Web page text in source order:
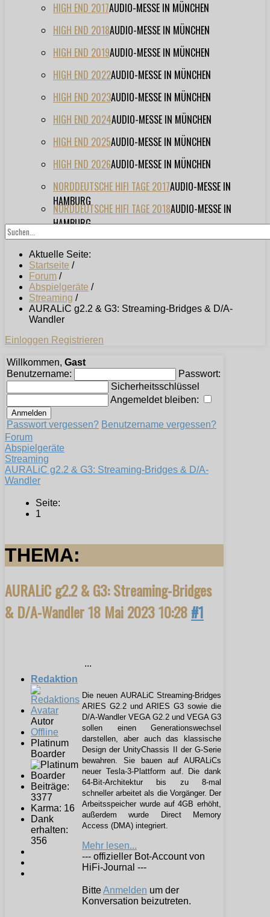
HIGH END 2017AUDIO-MESSE IN MÜNCHEN
HIGH END 2018AUDIO-MESSE IN MÜNCHEN
HIGH END 2019AUDIO-MESSE IN MÜNCHEN
HIGH END 2022AUDIO-MESSE IN MÜNCHEN
HIGH END 2023AUDIO-MESSE IN MÜNCHEN
HIGH END 2024AUDIO-MESSE IN MÜNCHEN
HIGH END 2025AUDIO-MESSE IN MÜNCHEN
HIGH END 2026AUDIO-MESSE IN MÜNCHEN
NORDDEUTSCHE HIFI TAGE 2017AUDIO-MESSE IN
HAMBURG
NORDDEUTSCHE HIFI TAGE 2018AUDIO-MESSE IN
HAMBURG
Aktuelle Seite:
Startseite /
Forum /
Abspielgeräte /
Streaming /
AURALiC g2.2 & G3: Streaming-Bridges & D/A-
Wandler
Einloggen Registrieren
Willkommen, Gast
Benutzername:
Passwort:
Sicherheitsschlüssel
Angemeldet bleiben:
Passwort vergessen? Benutzername vergessen?
Forum
Abspielgeräte
Streaming
AURALiC g2.2 & G3: Streaming-Bridges & D/A-
Wandler
Seite:
1
THEMA:
AURALiC g2.2 & G3: Streaming-Bridges
& D/A-Wandler18 Mai 2023 10:28#1
Redaktion
Autor
Offline
Platinum
Boarder
Beiträge:
3377
Karma: 16
Dank
erhalten:
356
...
Die neuen AURALiC Streaming-Bridges
ARIES G2.2 und ARIES G3 sowie die
D/A-Wandler VEGA G2.2 und VEGA G3
sollen einen Generationswechsel
darstellen, aber auch das klassische
Design der UnityChassis II der G-Serie
bewahren. Sie bauen auf AURALiCs
neuer Tesla-3-Plattform auf. Die dank
64-Bit-Architektur bis zu 8-mal
schneller arbeitet als die Vorgänger. Der
Arbeitsspeicher wurde auf 4GB erhöht,
außerdem wurde Direct Memory
Access (DMA) integriert.
Mehr lesen...
--- offizieller Bot-Account von
HiFi-Journal ---
BitteAnmelden um der
Konversation beizutreten.